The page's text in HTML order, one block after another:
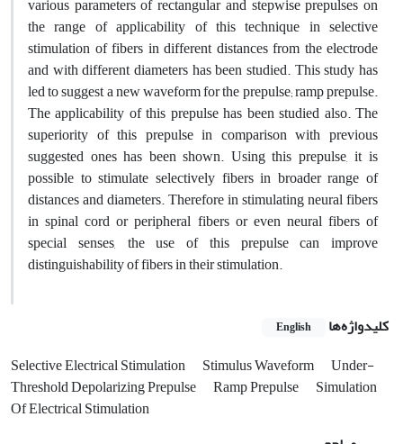
the range of applicability of this technique in selective
stimulation of fibers in different distances from the electrode
and with different diameters has been studied. This study has
led to suggest a new waveform for the prepulse; ramp prepulse.
The applicability of this prepulse has been studied also. The
superiority of this prepulse in comparison with previous
suggested ones has been shown. Using this prepulse, it is
possible to stimulate selectively fibers in broader range of
distances and diameters. Therefore in stimulating neural fibers
in spinal cord or peripheral fibers or even neural fibers of
special senses, the use of this prepulse can improve
distinguishability of fibers in their stimulation.
کلیدواژه‌ها English
Selective Electrical Stimulation Stimulus Waveform
Under-
Threshold Depolarizing Prepulse
Ramp Prepulse
Simulation
Of Electrical Stimulation